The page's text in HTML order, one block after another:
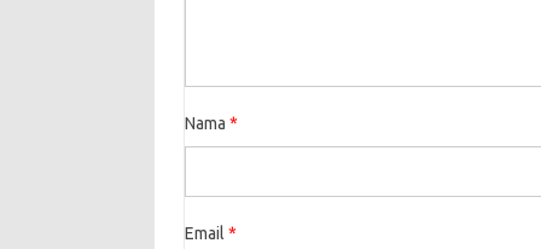
Nama *
Email *